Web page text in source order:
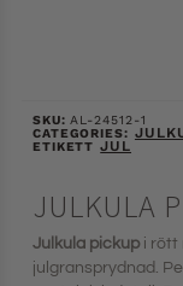
SKU:AL-24512-1
CATEGORIES:
ETIKETT JUL
JULKULA
Julkula pickupi rött
julgransprydnad.